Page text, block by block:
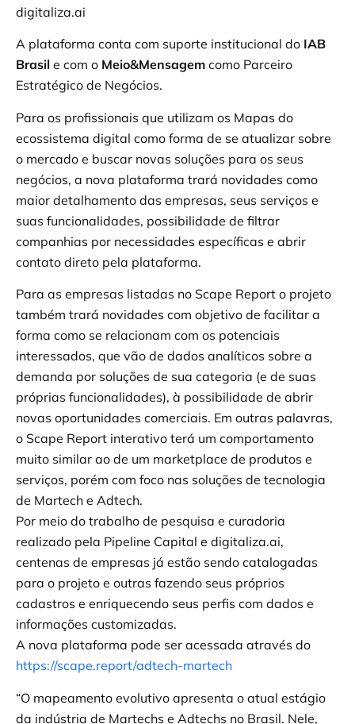
digitaliza.ai
A plataforma conta com suporte institucional do IAB
Brasil e com o Meio&Mensagem como Parceiro
Estratégico de Negócios.
Para os profissionais que utilizam os Mapas do
ecossistema digital como forma de se atualizar sobre
o mercado e buscar novas soluções para os seus
negócios, a nova plataforma trará novidades como
maior detalhamento das empresas, seus serviços e
suas funcionalidades, possibilidade de filtrar
companhias por necessidades específicas e abrir
contato direto pela plataforma.
Para as empresas listadas no Scape Report o projeto
também trará novidades com objetivo de facilitar a
forma como se relacionam com os potenciais
interessados, que vão de dados analíticos sobre a
demanda por soluções de sua categoria (e de suas
próprias funcionalidades), à possibilidade de abrir
novas oportunidades comerciais. Em outras palavras,
o Scape Report interativo terá um comportamento
muito similar ao de um marketplace de produtos e
serviços, porém com foco nas soluções de tecnologia
de Martech e Adtech.
Por meio do trabalho de pesquisa e curadoria
realizado pela Pipeline Capital e digitaliza.ai,
centenas de empresas já estão sendo catalogadas
para o projeto e outras fazendo seus próprios
cadastros e enriquecendo seus perfis com dados e
informações customizadas.
A nova plataforma pode ser acessada através do
https://scape.report/adtech-martech
“O mapeamento evolutivo apresenta o atual estágio
da indústria de Martechs e Adtechs no Brasil. Nele,